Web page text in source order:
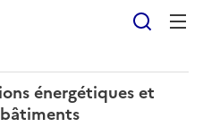
énergétiques et